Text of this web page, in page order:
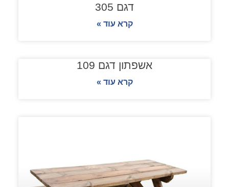
דגם 305
קרא עוד »
אשפתון דגם 109
קרא עוד »